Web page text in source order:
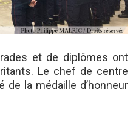
et de diplômes ont
Le chef de centre
de la médaille d’honneur